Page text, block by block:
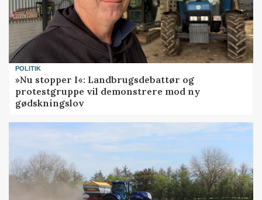
POLITIK
»Nu stopper I«: Landbrugsdebattør og
protestgruppe vil demonstrere mod ny
gødskningslov